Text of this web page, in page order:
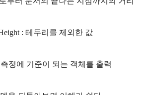
: 테두리를 제외한 값
측정에 기준이 되는 객체를 출력